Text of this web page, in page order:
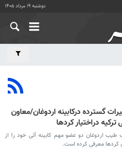
دوشنبه ۱۹ مرداد ۱۴۰۵
گسترده درکابینه اردوغان/معاون
ترکیه دراختیار کردها
طیب اردوغان دو عضو مهم کابینه آتی خود را از
کردها معرفی کرده است.